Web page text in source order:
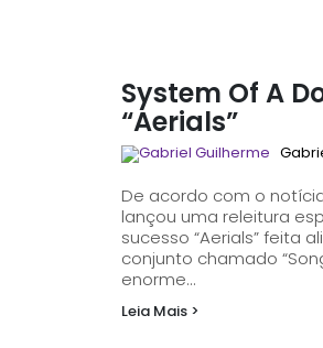
System Of A
“Aerials”
De acordo com o
lançou uma releitura
sucesso “Aerials” feita
conjunto chamado “Songs From My
enorme...
Leia Mais >